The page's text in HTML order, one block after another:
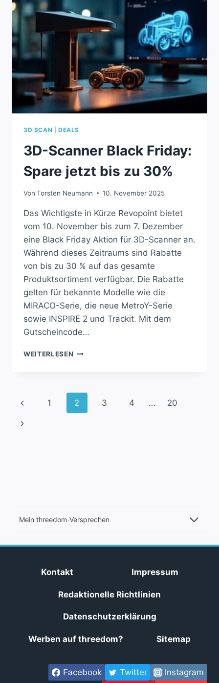
3D SCAN DEALS
3D-Scanner Black Friday:
Spare jetzt bis zu 30%
Von Torsten Neumann 10. November 2025
Das Wichtigste in Kürze Revopoint bietet
vom 10. November bis zum 7. Dezember
eine Black Friday Aktion für 3D-Scanner an.
Während dieses Zeitraums sind Rabatte
von bis zu 30 % auf das gesamte
Produktsortiment verfügbar. Die Rabatte
gelten für bekannte Modelle wie die
MIRACO-Serie, die neue MetroY-Serie
sowie INSPIRE 2 und Trackit. Mit dem
Gutscheincode…
WEITERLESEN 3D-
SPARE
JETZT
BIS
Seitennavigation
Vorherige
Seite
1 2 3 4 … 20
Nächste
Mein threedom-Versprechen
Kontakt Impressum
Redaktionelle Richtlinien
Datenschutzerklärung
Werben auf threedom? Sitemap
Facebook Twitter
Instagram